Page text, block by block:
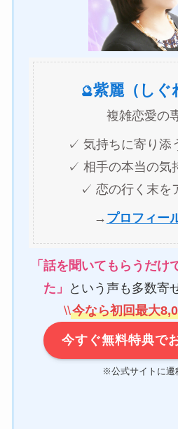
🔮紫麗（しぐ
複雑恋愛の
✓ 気持ちに寄り添
✓ 相手の本当の気
✓ 恋の行く末を
→ プロフィー
「話を聞いてもらうだけ
た」
という声も多数寄
\\今なら初回最大
今すぐ無料特典で
※公式サイトに遷